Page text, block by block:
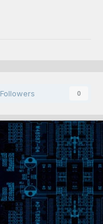
Followers 0